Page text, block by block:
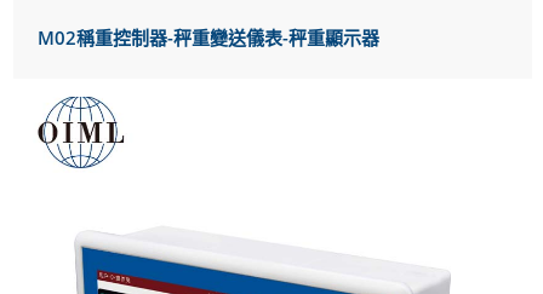
M02稱重控制器-秤重變送儀表-秤重顯示器